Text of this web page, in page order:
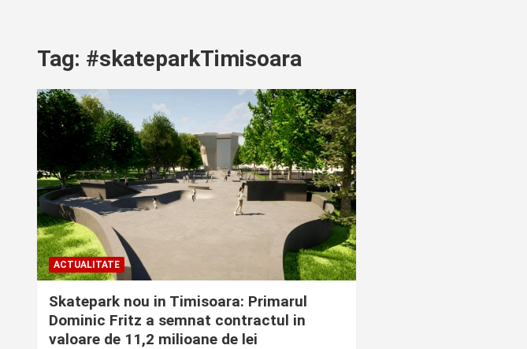
Tag: #skateparkTimisoara
ACTUALITATE
Skatepark nou in Timisoara: Primarul
Dominic Fritz a semnat contractul in
valoare de 11,2 milioane de lei